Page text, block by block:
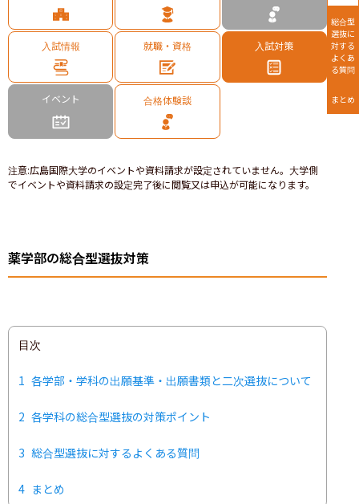
入試情報 就職・資格 入試対策
イベント 合格体験談
注意:広島国際大学のイベントや資料請求が設定されていません。大学側
でイベントや資料請求の設定完了後に閲覧又は申込が可能になります。
薬学部の総合型選抜対策
目次
1 各学部・学科の出願基準・出願書類と二次選抜について
2 各学科の総合型選抜の対策ポイント
3 総合型選抜に対するよくある質問
4 まとめ
総合型
選抜に
対する
よくあ
る質問
まとめ